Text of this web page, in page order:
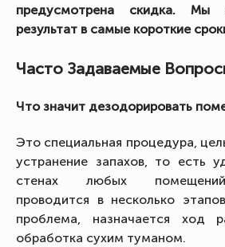
предусмотрена скидка. Мы
результат в самые короткие
Часто Задаваемые
Что значит дезодорировать
Это специальная процедура,
устранение запахов, то есть
стенах любых
проводится в несколько
проблема, назначается ход
обработка сухим туманом.